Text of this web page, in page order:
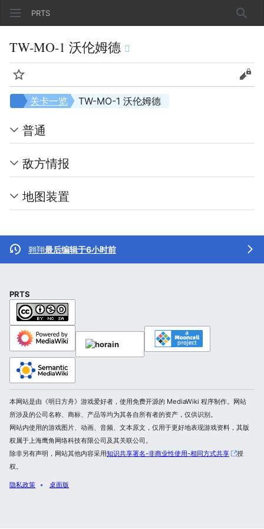
PRTS 搜索
TW-MO-1 沃伦姆德
监视 查看
TW-MO-1 沃伦姆德
关卡一览
普通
敌方情报
地图装置
翱翔最后编辑于6小时前
PRTS
本网站是由《明日方舟》游戏爱好者，使用免费开源的 MediaWiki 程序制作。网站
所涉及的公司名称、商标、产品等均为其各自所有者的资产，仅供识别。
网站内使用的游戏图片、动画、音频、文本原文，仅用于更好地表现游戏资料，其版
权属于上海鹰角网络科技有限公司及其关联公司。
除非另有声明，网站其他内容采用知识共享署名-非商业性使用-相同方式共享
授
权。
隐私政策 桌面版